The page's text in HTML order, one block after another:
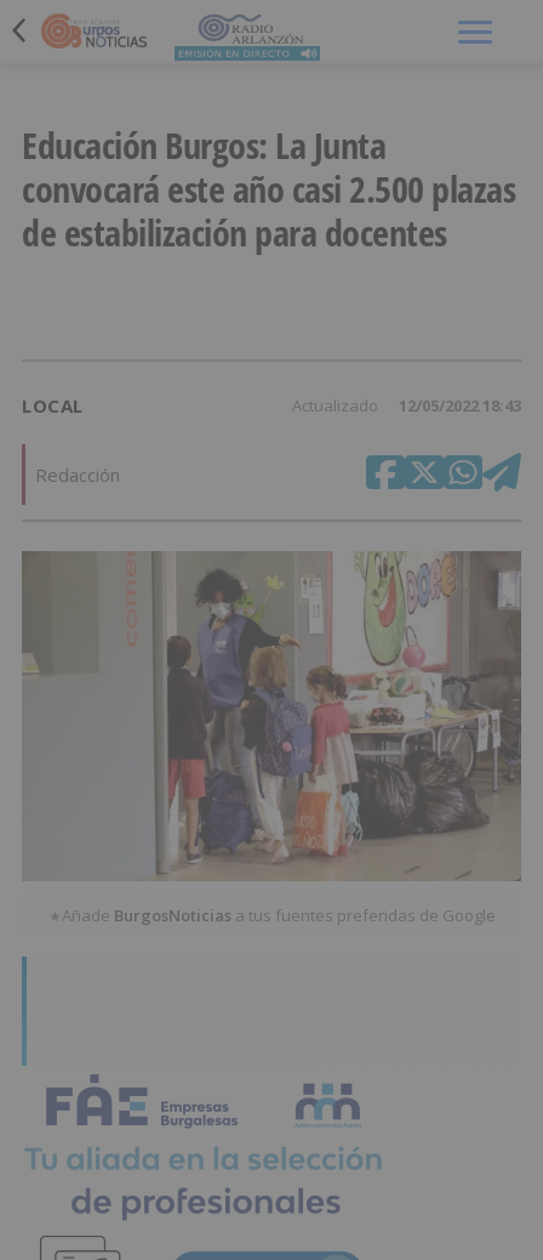
Educación Burgos: La Junta
convocará este año casi 2.500 plazas
de estabilización para docentes
LOCAL Actualizado 12/05/2022 18:43
Redacción
★Añade BurgosNoticias a tus fuentes preferidas de Google